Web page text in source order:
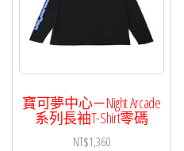
寶可夢中心－Night Arcade
系列長袖T-Shirt零碼
NT$1,360